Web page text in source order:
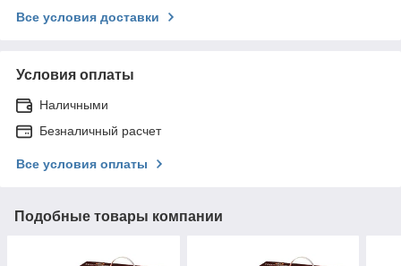
Все условия доставки
Условия оплаты
Наличными
Безналичный расчет
Все условия оплаты
Подобные товары компании